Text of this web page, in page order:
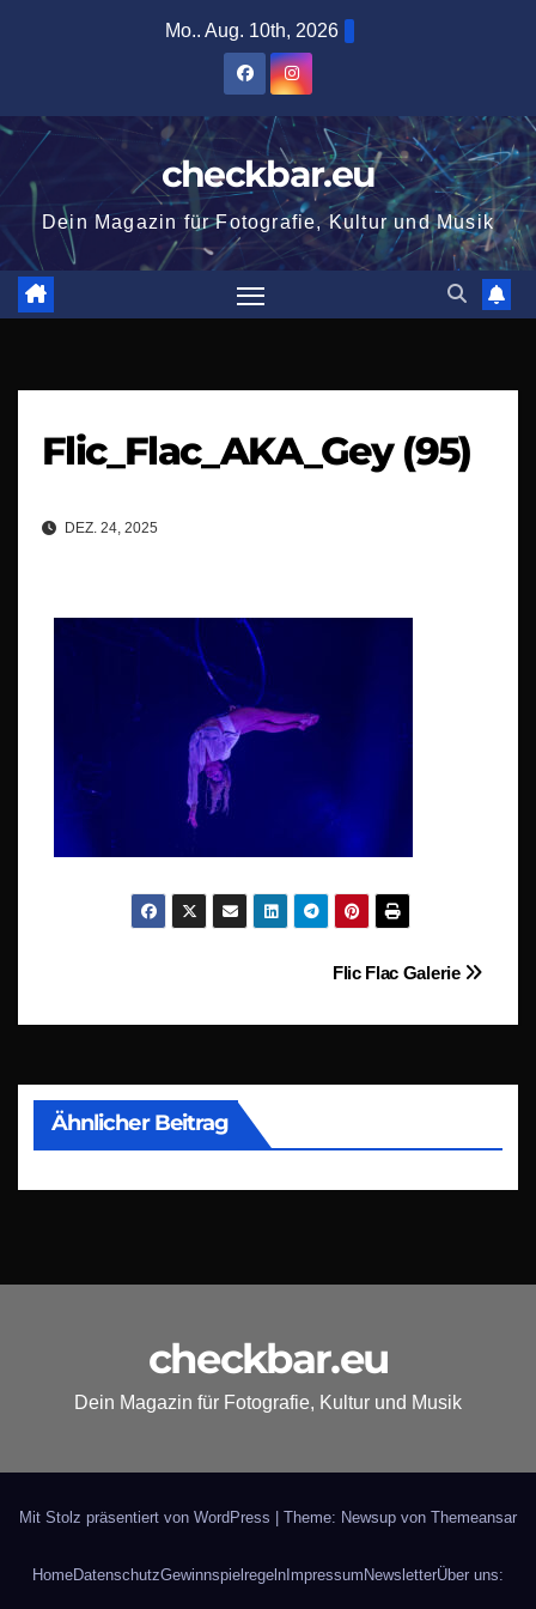
Mo.. Aug. 10th, 2026
checkbar.eu
Dein Magazin für Fotografie, Kultur und Musik
Flic_Flac_AKA_Gey (95)
DEZ. 24, 2025
BeitragsnavigationFlic Flac Galerie
Ähnlicher Beitrag
checkbar.eu
Dein Magazin für Fotografie, Kultur und Musik
Mit Stolz präsentiert von WordPress | Theme: Newsup von Themeansar
HomeDatenschutzGewinnspielregeln Impressum NewsletterÜber uns: